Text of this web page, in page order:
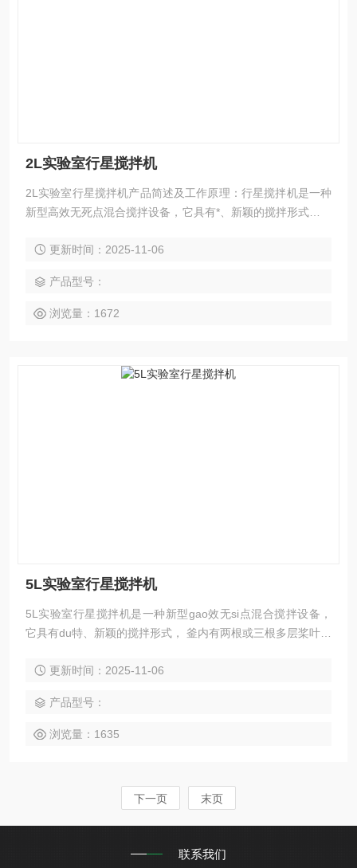
2L实验室行星搅拌机
2L实验室行星搅拌机产品简述及工作原理：行星搅拌机是一种
新型高效无死点混合搅拌设备，它具有*、新颖的搅拌形式，釜
器在绕釜体轴线公转的同时，又以不同的转速绕自身轴线自
更新时间：2025-11-06
产品型号：
浏览量：1672
5L实验室行星搅拌机
5L实验室行星搅拌机是一种新型gao效无si点混合搅拌设备，
它具有du特、新颖的搅拌形式， 釜内有两根或三根多层桨叶式
时，又以不同的转速绕自身轴线自转，使物料在釜体内做复杂
更新时间：2025-11-06
产品型号：
浏览量：1635
下一页 末页
联系我们